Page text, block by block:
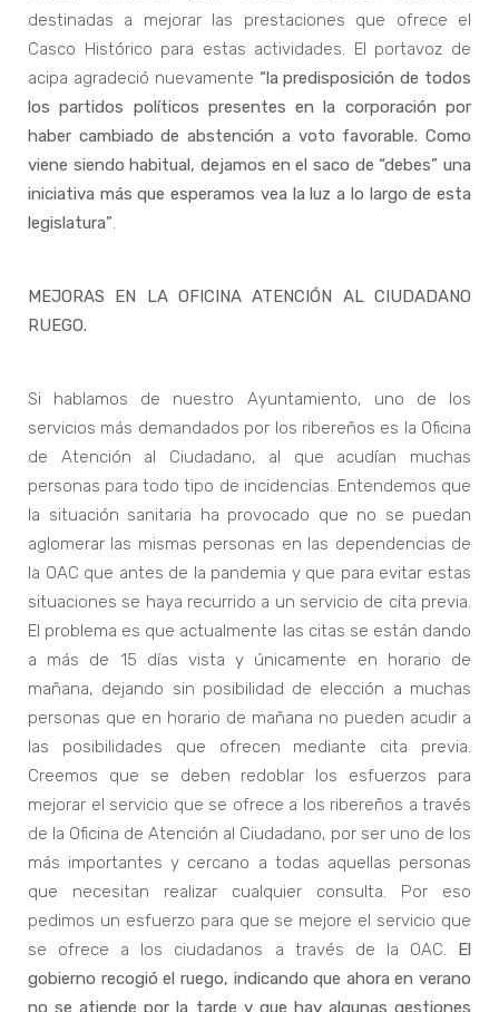
destinadas a mejorar las prestaciones que ofrece el
Casco Histórico para estas actividades. El portavoz de
acipa agradeció nuevamente “la predisposición de todos
los partidos políticos presentes en la corporación por
haber cambiado de abstención a voto favorable. Como
viene siendo habitual, dejamos en el saco de “debes” una
iniciativa más que esperamos vea la luz a lo largo de esta
legislatura”.
MEJORAS EN LA OFICINA ATENCIÓN AL CIUDADANO
RUEGO.
Si hablamos de nuestro Ayuntamiento, uno de los
servicios más demandados por los ribereños es la Oficina
de Atención al Ciudadano, al que acudían muchas
personas para todo tipo de incidencias. Entendemos que
la situación sanitaria ha provocado que no se puedan
aglomerar las mismas personas en las dependencias de
la OAC que antes de la pandemia y que para evitar estas
situaciones se haya recurrido a un servicio de cita previa.
El problema es que actualmente las citas se están dando
a más de 15 días vista y únicamente en horario de
mañana, dejando sin posibilidad de elección a muchas
personas que en horario de mañana no pueden acudir a
las posibilidades que ofrecen mediante cita previa.
Creemos que se deben redoblar los esfuerzos para
mejorar el servicio que se ofrece a los ribereños a través
de la Oficina de Atención al Ciudadano, por ser uno de los
más importantes y cercano a todas aquellas personas
que necesitan realizar cualquier consulta. Por eso
pedimos un esfuerzo para que se mejore el servicio que
se ofrece a los ciudadanos a través de la OAC. El
gobierno recogió el ruego, indicando que ahora en verano
no se atiende por la tarde y que hay algunas gestiones